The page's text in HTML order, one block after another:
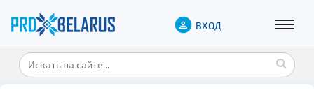
ВХОД